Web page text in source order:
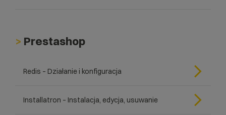
> Prestashop
Redis – Działanie i konfiguracja
Installatron – Instalacja, edycja, usuwanie